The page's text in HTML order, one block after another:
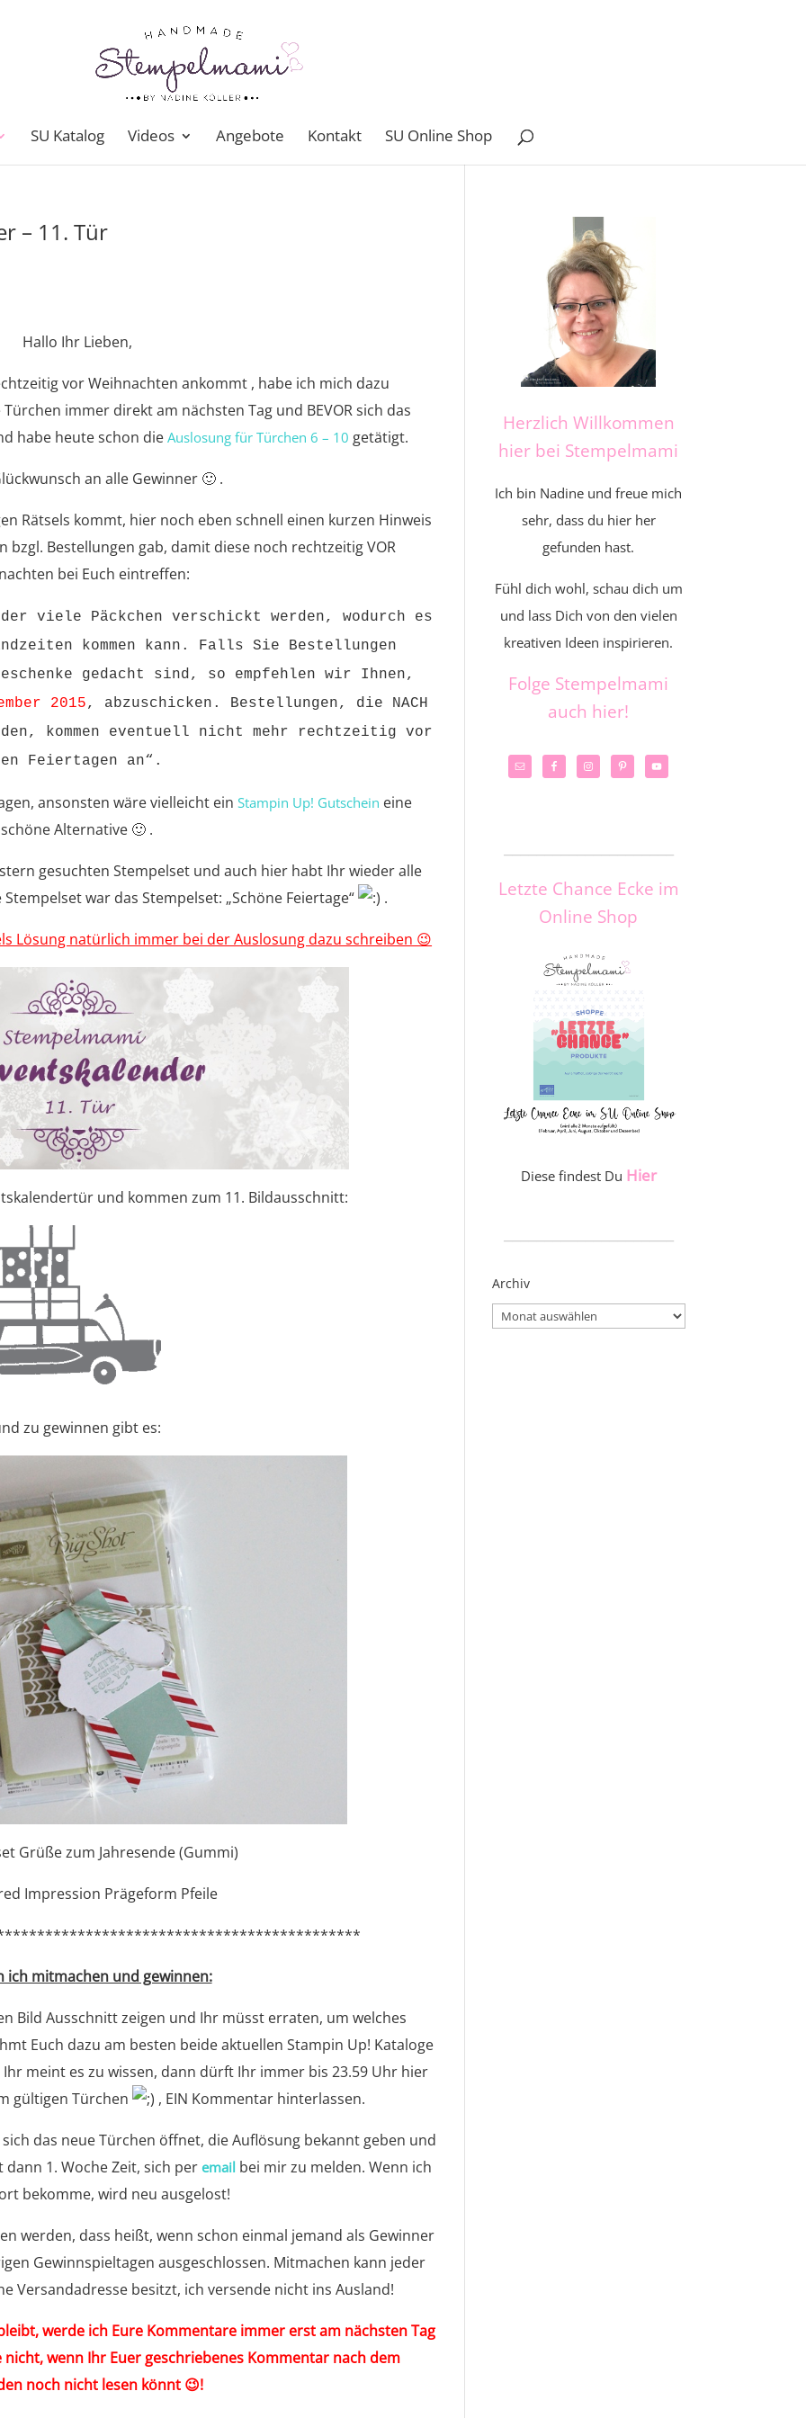
SU Katalog Videos Angebote Kontakt SU Online Shop
– 11. Tür
Hallo Ihr Lieben,
vor Weihnachten ankommt , habe ich mich dazu
immer direkt am nächsten Tag und BEVOR sich das
habe heute schon dieAuslosung für Türchen 6 – 10 getätigt.
an alle Gewinner 🙂 .
Rätsels kommt, hier noch eben schnell einen kurzen Hinweis
bzgl. Bestellungen gab, damit diese noch rechtzeitig VOR
bei Euch eintreffen:
viele Päckchen verschickt werden, wodurch es
kommen kann. Falls Sie Bestellungen
gedacht sind, so empfehlen wir Ihnen,
2015, abzuschicken. Bestellungen, die NACH
kommen eventuell nicht mehr rechtzeitig vor
Feiertagen an“.
ansonsten wäre vielleicht ein Stampin Up! Gutschein eine
schöne Alternative 🙂 .
gesuchten Stempelset und auch hier habt Ihr wieder alle
war das Stempelset: „Schöne Feiertage“
.
Lösung natürlich immer bei der Auslosung dazu schreiben 😉
und kommen zum 11. Bildausschnitt:
zu gewinnen gibt es:
Grüße zum Jahresende (Gummi)
Impression Prägeform Pfeile
ich mitmachen und gewinnen:
Bild Ausschnitt zeigen und Ihr müsst erraten, um welches
Euch dazu am besten beide aktuellen Stampin Up! Kataloge
meint es zu wissen, dann dürft Ihr immer bis 23.59 Uhr hier
gültigen Türchen
, EIN Kommentar hinterlassen.
das neue Türchen öffnet, die Auflösung bekannt geben und
1. Woche Zeit, sich per email bei mir zu melden. Wenn ich
bekomme, wird neu ausgelost!
werden, dass heißt, wenn schon einmal jemand als Gewinner
Gewinnspieltagen ausgeschlossen. Mitmachen kann jeder
Versandadresse besitzt, ich versende nicht ins Ausland!
werde ich Eure Kommentare immer erst am nächsten Tag
wenn Ihr Euer geschriebenes Kommentar nach dem
noch nicht lesen könnt 😉!
Herzlich Willkommen
hier bei Stempelmami
Ich bin Nadine und freue mich
sehr, dass du hier her
gefunden hast.
Fühl dich wohl, schau dich um
und lass Dich von den vielen
kreativen Ideen inspirieren.
Folge Stempelmami
auch hier!
Letzte Chance Ecke im
Online Shop
Diese findest Du Hier
Archiv
Archiv